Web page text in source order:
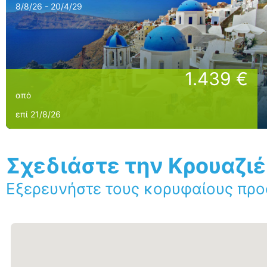
8/8/26 - 20/4/29
από
1.439 €
επί 21/8/26
Σχεδιάστε την
Εξερευνήστε τους κορυφαίους